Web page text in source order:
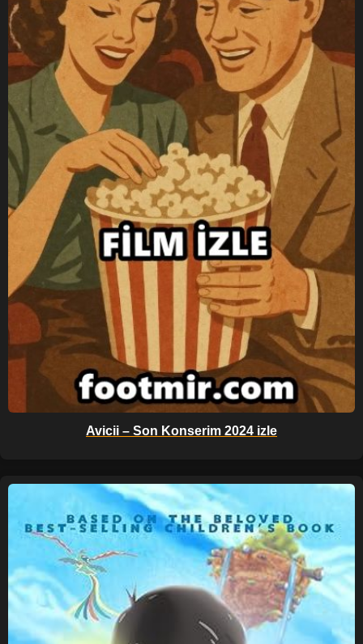
Avicii – Son Konserim 2024 izle